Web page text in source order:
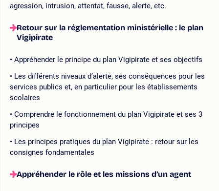
agression, intrusion, attentat, fausse, alerte, etc.
Retour sur la réglementation ministérielle : le plan
Vigipirate
Appréhender le principe du plan Vigipirate et ses objectifs
Les différents niveaux d’alerte, ses conséquences pour les
services publics et, en particulier pour les établissements
scolaires
Comprendre le fonctionnement du plan Vigipirate et ses 3
principes
Les principes pratiques du plan Vigipirate : retour sur les
consignes fondamentales
Appréhender le rôle et les missions d’un agent